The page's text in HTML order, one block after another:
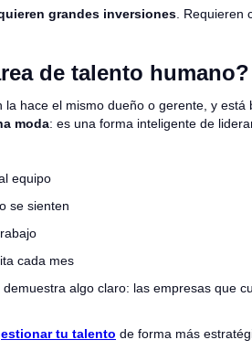
grandes inversiones . Requieren
de talento humano?
hace el mismo dueño o gerente, y está
moda: es una forma inteligente de
equipo
se sienten
cada mes
algo claro: las empresas que
tu talento de forma más